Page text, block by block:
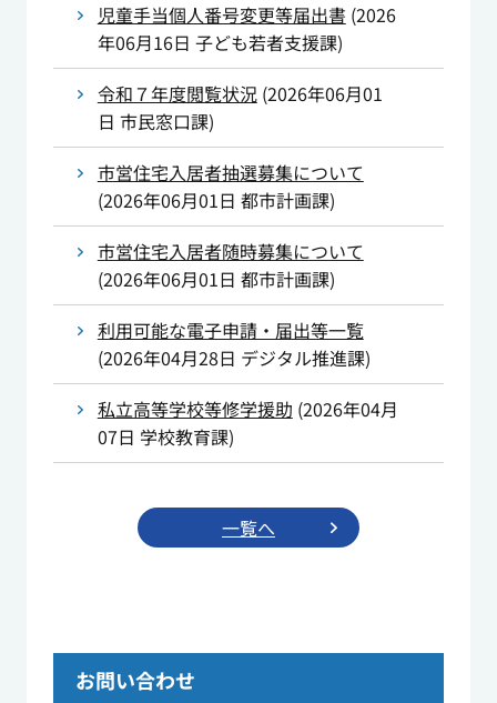
児童手当個人番号変更等届出書 (2026
年06月16日 子ども若者支援課)
令和７年度閲覧状況(2026年06月01
日 市民窓口課)
市営住宅入居者抽選募集について
(2026年06月01日 都市計画課)
市営住宅入居者随時募集について
(2026年06月01日 都市計画課)
利用可能な電子申請・届出等一覧
(2026年04月28日 デジタル推進課)
私立高等学校等修学援助 (2026年04月
07日 学校教育課)
一覧へ
お問い合わせ